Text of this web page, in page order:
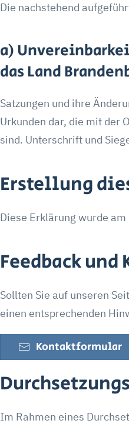
Die nachstehend
a)
das Land
Satzungen und ihre
Urkunden dar, die mit der
sind. Unterschrift und
Erstellung
Diese Erklärung wurde
Feedback
Sollten Sie auf unseren
einen entsprechenden
Kontaktformular
Im Rahmen eines